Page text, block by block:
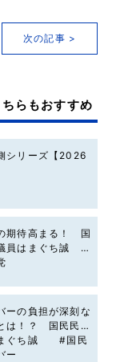
次の記事 >
らもおすすめ
シリーズ【2026
期待高まる！ 国
員はまぐち誠 #
ーの負担が深刻な
は！？ 国民民主
まぐち誠 #国民
ー